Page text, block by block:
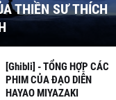
THIỀN SƯ THÍCH
[Ghibli] - TỔNG HỢP CÁC
PHIM CỦA ĐẠO DIỄN
HAYAO MIYAZAKI